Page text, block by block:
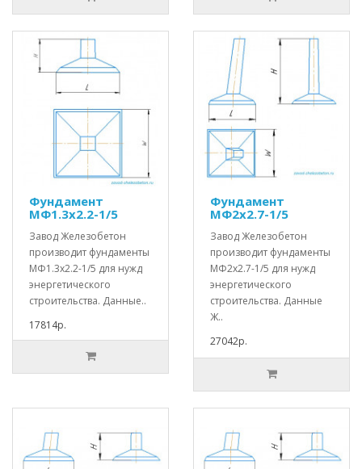
Фундамент
МФ1.3х2.2-1/5
Завод Железобетон
производит фундаменты
МФ1.3х2.2-1/5 для нужд
энергетического
строительства. Данные..
17814р.
Фундамент
МФ2х2.7-1/5
Завод Железобетон
производит фундаменты
МФ2х2.7-1/5 для нужд
энергетического
строительства. Данные
Ж..
27042р.